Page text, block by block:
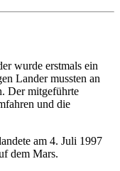
wurde erstmals ein
Lander mussten an
Der mitgeführte
und die
am 4. Juli 1997
dem Mars.